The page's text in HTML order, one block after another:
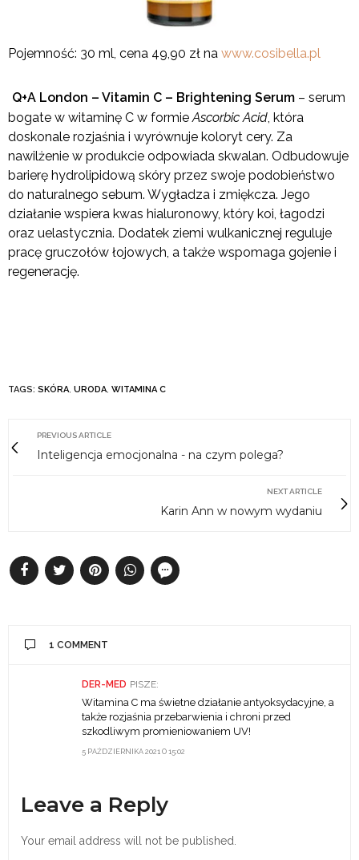
Pojemność: 30 ml, cena 49,90 zł na www.cosibella.pl
Q+A London – Vitamin C – Brightening Serum – serum
bogate w witaminę C w formieAscorbic Acid, która
doskonale rozjaśnia i wyrównuje koloryt cery. Za
nawilżenie w produkcie odpowiada skwalan. Odbudowuje
barierę hydrolipidową skóry przez swoje podobieństwo
do naturalnego sebum. Wygładza i zmiękcza. Jego
działanie wspiera kwas hialuronowy, który koi, łagodzi
oraz uelastycznia. Dodatek ziemi wulkanicznej reguluje
pracę gruczołów łojowych, a także wspomaga gojenie i
regenerację.
TAGS: SKÓRA, URODA, WITAMINA C
PREVIOUS ARTICLE
Inteligencja emocjonalna - na czym polega?
NEXT ARTICLE
Karin Ann w nowym wydaniu
1 COMMENT
DER-MED PISZE:
5 PAŹDZIERNIKA 2021 O 15:02
Witamina C ma świetne działanie antyoksydacyjne, a
także rozjaśnia przebarwienia i chroni przed
szkodliwym promieniowaniem UV!
Leave a Reply
Your email address will not be published.